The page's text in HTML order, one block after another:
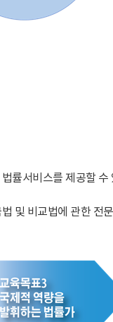
률서비스를 제공할 수
및 비교법에 관한 전